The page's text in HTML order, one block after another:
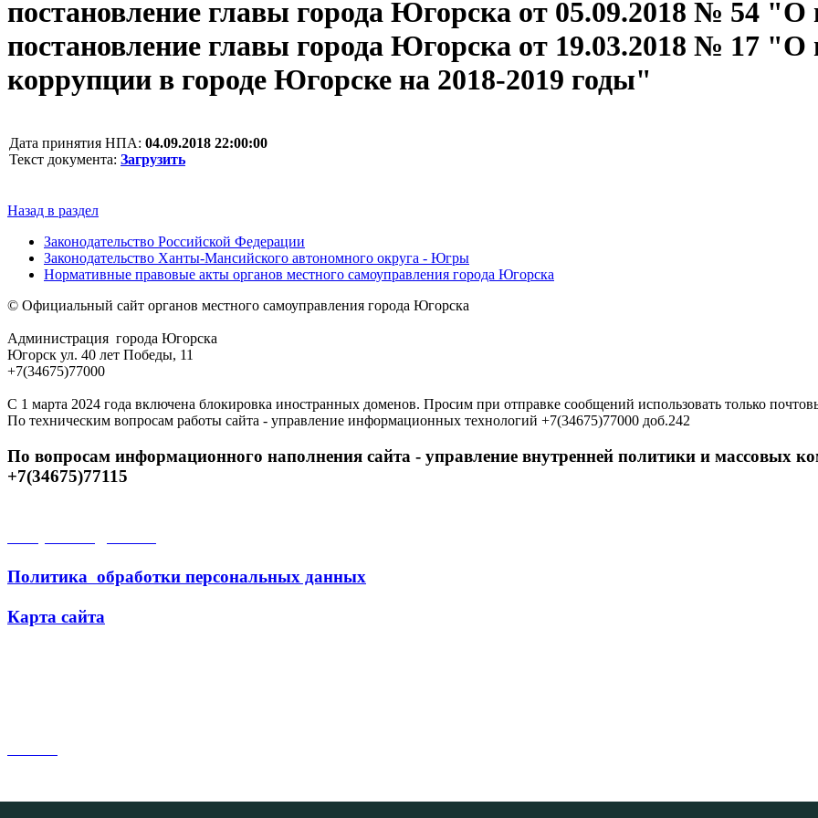
постановление главы города Югорска от 05.09.2018 № 54 "О
постановление главы города Югорска от 19.03.2018 № 17 "О
коррупции в городе Югорске на 2018-2019 годы"
Дата принятия НПА: 04.09.2018 22:00:00
Текст документа: Загрузить
Назад в раздел
Законодательство Российской Федерации
Законодательство Ханты-Мансийского автономного округа - Югры
Нормативные правовые акты органов местного самоуправления города Югорска
© Официальный сайт органов местного самоуправления города Югорска
Администрация города Югорска
Югорск ул. 40 лет Победы, 11
+7(34675)77000
С 1 марта 2024 года включена блокировка иностранных доменов. Просим при отправке сообщений использовать только
По техническим вопросам работы сайта - управление информационных технологий +7(34675)77000 доб.242
По вопросам информационного наполнения сайта - управление внутренней политики и массовых
+7(34675)77115
Политика обработки персональных данных
Карта сайта